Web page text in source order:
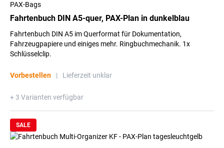
PAX-Bags
Fahrtenbuch DIN A5-quer, PAX-Plan in dunkelblau
Fahrtenbuch DIN A5 im Querformat für Dokumentation,
Fahrzeugpapiere und einiges mehr. Ringbuchmechanik. 1x
Schlüsselclip.
Vorbestellen | Lieferzeit unklar
+ 3 Varianten verfügbar
SALE